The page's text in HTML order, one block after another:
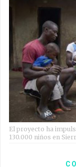
El proyecto ha
130.000 niños en